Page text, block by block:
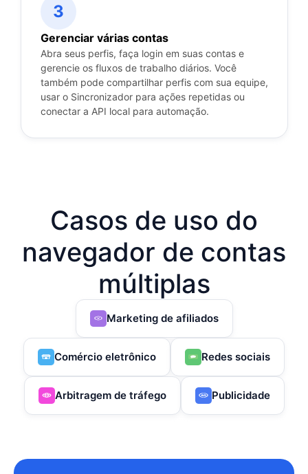
3
Gerenciar várias contas
Abra seus perfis, faça login em suas contas e
gerencie os fluxos de trabalho diários. Você
também pode compartilhar perfis com sua equipe,
usar o Sincronizador para ações repetidas ou
conectar a API local para automação.
Casos de uso do
navegador de contas
múltiplas
Marketing de afiliados
Comércio eletrônico Redes sociais
Arbitragem de tráfego Publicidade